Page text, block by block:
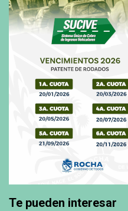
Te pueden interesar